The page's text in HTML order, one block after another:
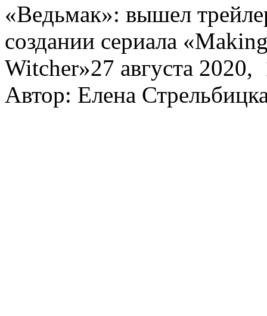
«Вeдьмaк»: вышeл
создании сериала
Witcher»27 августа
Автор: Елена